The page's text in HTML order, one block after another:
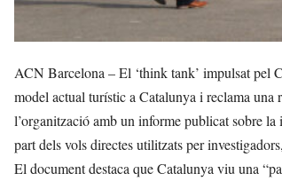
ACN Barcelona – El ‘think tank’ impulsat pel
model actual turístic a Catalunya i reclama
l’organització amb un informe publicat sobre
part dels vols directes utilitzats per
El document destaca que Catalunya viu una